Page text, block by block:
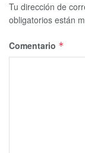
Tu dirección de
obligatorios están
Comentario *